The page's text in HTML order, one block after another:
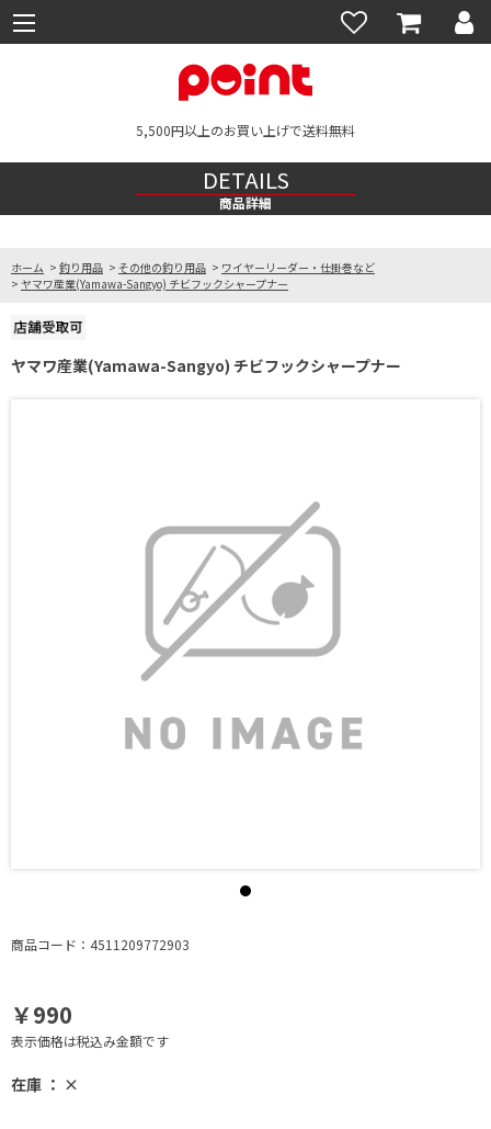
5,500円以上のお買い上げで送料無料
DETAILS
商品詳細
ホーム > 釣り用品 > その他の釣り用品 > ワイヤーリーダー・仕掛巻など
> ヤマワ産業(Yamawa-Sangyo) チビフックシャープナー
ヤマワ産業(Yamawa-Sangyo) チビフックシャープナー
商品コード：4511209772903
￥990
表示価格は税込み金額です
在庫 ： ×